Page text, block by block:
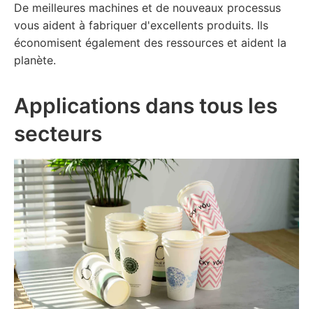
De meilleures machines et de nouveaux processus
vous aident à fabriquer d'excellents produits. Ils
économisent également des ressources et aident la
planète.
Applications dans tous les
secteurs